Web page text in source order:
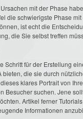
mit der Phase
die schwierigste Phase
ist echt die
die Sie selbst treffen
Schritt für der Erstellung
bieten, die sie durch
klares Portrait von
Besucher suchen. Jene
Artikel ferner
Informationen